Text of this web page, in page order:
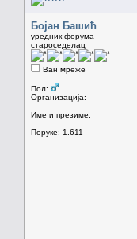
Бојан Башић
уредник форума
староседелац
Ван мреже
Пол:
Организација:
Име и презиме:
Поруке: 1.611